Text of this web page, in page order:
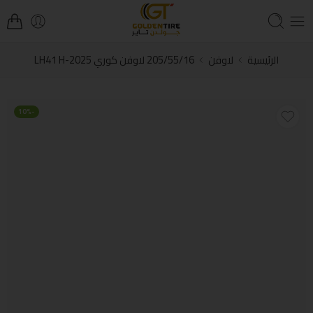
الرئيسية لاوفن 205/55/16 لاوفن كوري LH41 H-2025
-10%